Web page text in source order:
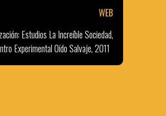
volumen.
WEB
Estudios La Increíble Sociedad,
Experimental Oído Salvaje, 2011